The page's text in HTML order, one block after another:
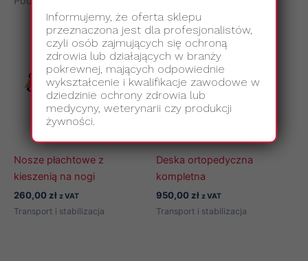
Nosze płachtowe z
kieszenią na nogi
260,00 zł z VAT
Transport i stabilizacja
Deska ortopedyczna
kompletna
950,00 zł z VAT
Transport i stabilizacja
Informujemy, że oferta sklepu
przeznaczona jest dla profesjonalistów,
czyli osób zajmujących się ochroną
zdrowia lub działających w branży
pokrewnej, mających odpowiednie
wykształcenie i kwalifikacje zawodowe w
dziedzinie ochrony zdrowia lub
medycyny, weterynarii czy produkcji
żywności.